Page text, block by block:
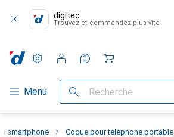
digitec
Trouvez et commandez plus vite
Navigation par catégorie
Menu Recherche
Paramètres
Compte client
Listes de comparaison
Listes d'envies
Panier
smartphone Coque pour téléphone portable